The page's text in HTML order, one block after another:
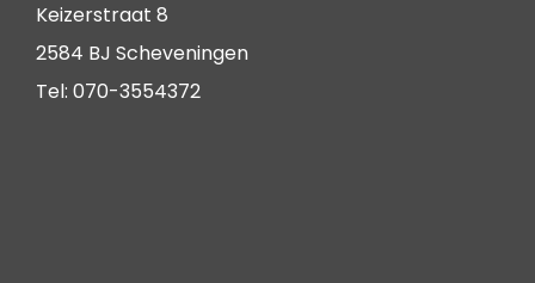
Keizerstraat 8
2584 BJ Scheveningen
Tel: 070-3554372